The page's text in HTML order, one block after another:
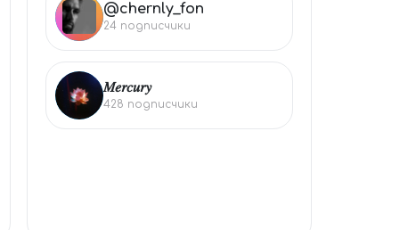
@C @chernly_fon
24 подписчики
𝑀 𝑀𝑒𝑟𝑐𝑢𝑟𝑦
428 подписчики